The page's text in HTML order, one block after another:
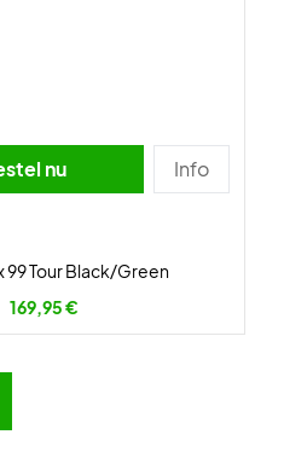
nu Info
99 Tour Black/Green
169,95 €